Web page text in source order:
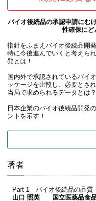
バイオ後続品の承認申請にむ
性確保にど
指針をふまえバイオ後続品開
特に今後進んでいくと考えら
発とは！
国内外で承認されているバイ
ッケージを比較し、必要とさ
当局で求められるデータとは？
日本企業のバイオ後続品開発
ントを示す！
著者
Part 1 バイオ後続品の品質
山口 照英 国立医薬品食